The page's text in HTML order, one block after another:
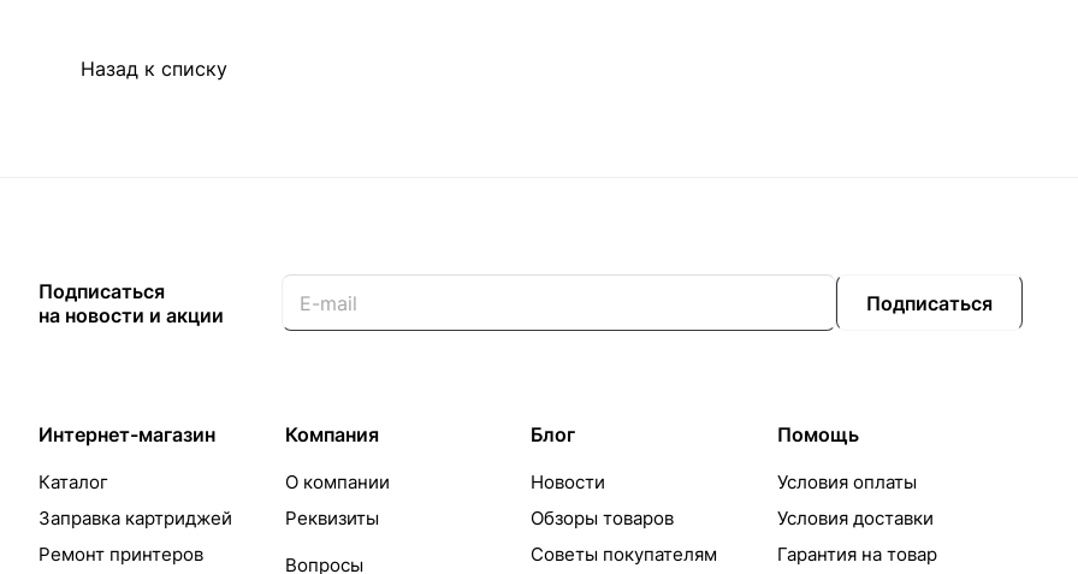
Назад к списку
Подписаться
на новости и акции
Подписаться
Интернет-магазин
Каталог
Заправка картриджей
Ремонт принтеров
Компания
О компании
Реквизиты
Вопросы
Блог
Новости
Обзоры товаров
Советы покупателям
Помощь
Условия оплаты
Условия доставки
Гарантия на товар